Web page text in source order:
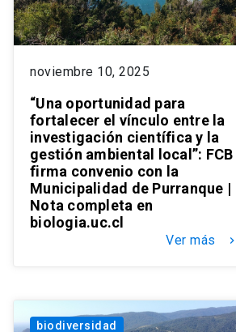
noviembre 10, 2025
“Una oportunidad para
fortalecer el vínculo entre la
investigación científica y la
gestión ambiental local”: FCB
firma convenio con la
Municipalidad de Purranque |
Nota completa en
biologia.uc.cl
Ver más keyboard_arrow_right
biodiversidad